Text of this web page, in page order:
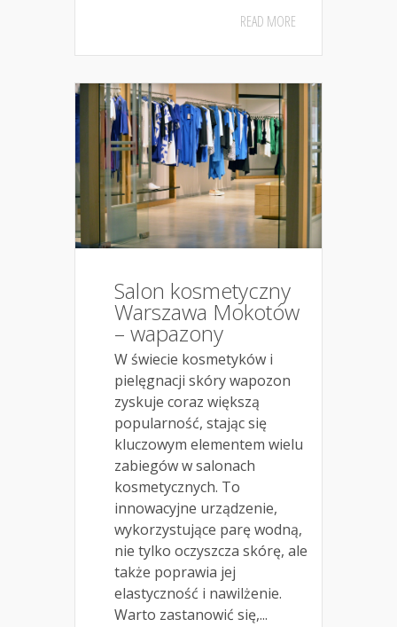
READ MORE
Salon kosmetyczny
Warszawa Mokotów
– wapazony
W świecie kosmetyków i
pielęgnacji skóry wapozon
zyskuje coraz większą
popularność, stając się
kluczowym elementem wielu
zabiegów w salonach
kosmetycznych. To
innowacyjne urządzenie,
wykorzystujące parę wodną,
nie tylko oczyszcza skórę, ale
także poprawia jej
elastyczność i nawilżenie.
Warto zastanowić się,...